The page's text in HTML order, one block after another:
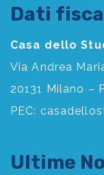
Dati
Casa dello
Via Andrea
20131 Milano –
PEC:
Ultime